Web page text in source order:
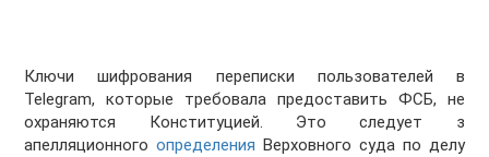
Ключи шифрования переписки пользователей в
Telegram, которые требовала предоставить ФСБ, не
охраняются Конституцией. Это следует з
апелляционногоопределения Верховного суда по делу